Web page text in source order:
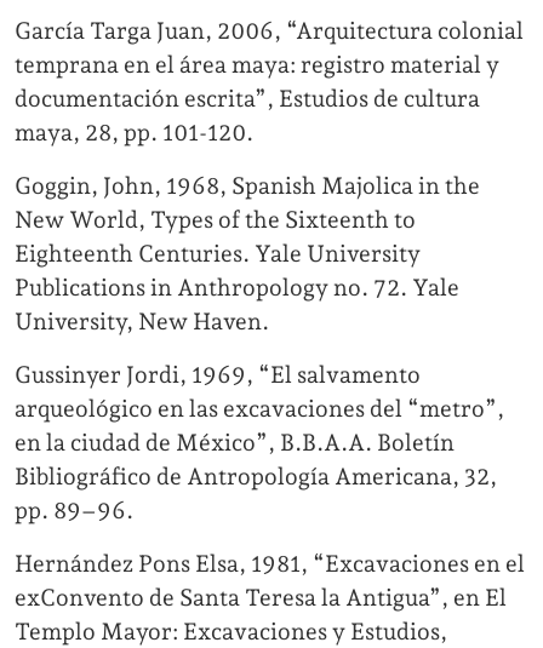
García Targa Juan, 2006, “Arquitectura colonial
temprana en el área maya: registro material y
documentación escrita”, Estudios de cultura
maya, 28, pp. 101-120.
Goggin, John, 1968, Spanish Majolica in the
New World, Types of the Sixteenth to
Eighteenth Centuries. Yale University
Publications in Anthropology no. 72. Yale
University, New Haven.
Gussinyer Jordi, 1969, “El salvamento
arqueológico en las excavaciones del “metro”,
en la ciudad de México”, B.B.A.A. Boletín
Bibliográfico de Antropología Americana, 32,
pp. 89–96.
Hernández Pons Elsa, 1981, “Excavaciones en el
exConvento de Santa Teresa la Antigua”, en El
Templo Mayor: Excavaciones y Estudios,